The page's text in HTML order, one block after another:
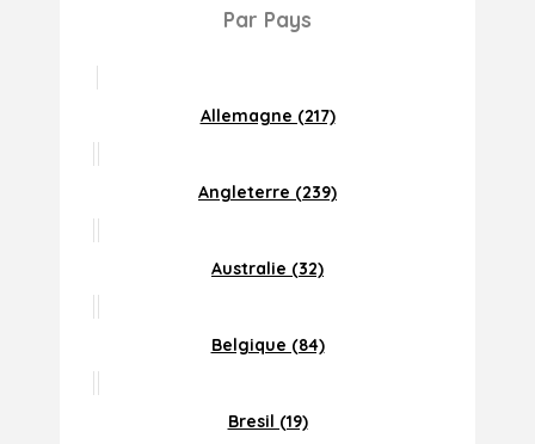
Par Pays
Allemagne (217)
Angleterre (239)
Australie (32)
Belgique (84)
Bresil (19)